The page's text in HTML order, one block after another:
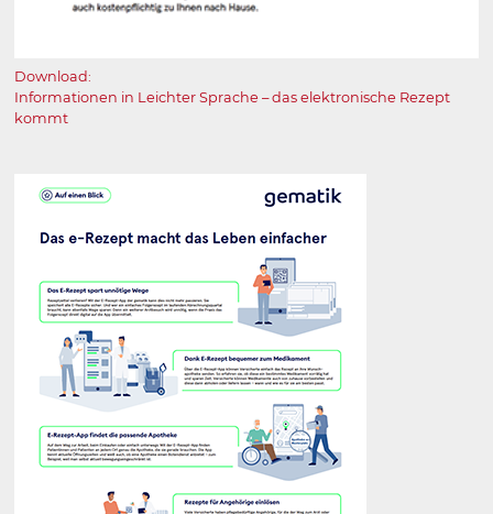
Download:
Informationen in Leichter Sprache – das elektronische Rezept
kommt